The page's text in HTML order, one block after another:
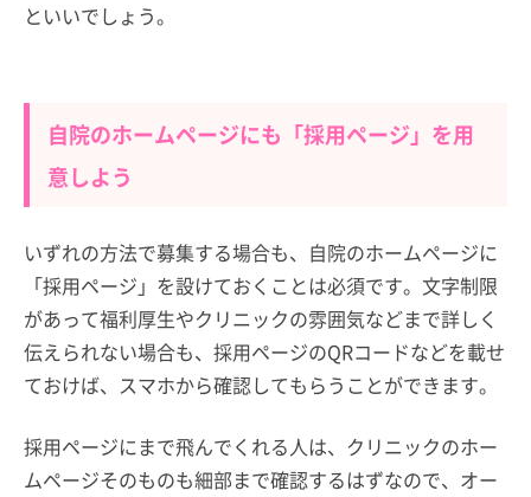
といいでしょう。
自院のホームページにも「採用ページ」を用
意しよう
いずれの方法で募集する場合も、自院のホームページに
「採用ページ」を設けておくことは必須です。文字制限
があって福利厚生やクリニックの雰囲気などまで詳しく
伝えられない場合も、採用ページのQRコードなどを載せ
ておけば、スマホから確認してもらうことができます。
採用ページにまで飛んでくれる人は、クリニックのホー
ムページそのものも細部まで確認するはずなので、オー